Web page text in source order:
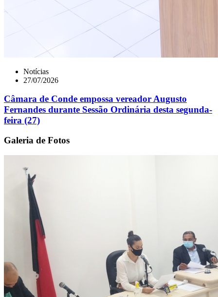
Notícias
27/07/2026
Câmara de Conde empossa vereador Augusto
Fernandes durante Sessão Ordinária desta segunda-
feira (27)
Galeria de Fotos